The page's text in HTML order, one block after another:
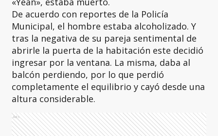
De acuerdo con reportes de la Policía
Municipal, el hombre estaba alcoholizado. Y
tras la negativa de su pareja sentimental de
abrirle la puerta de la habitación este decidió
ingresar por la ventana. La misma, daba al
balcón perdiendo, por lo que perdió
completamente el equilibrio y cayó desde una
altura considerable.
Ads